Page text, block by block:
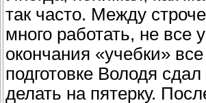
так часто. Между
много работать, не все
окончания «учебки»
подготовке Володя
делать на пятерку.